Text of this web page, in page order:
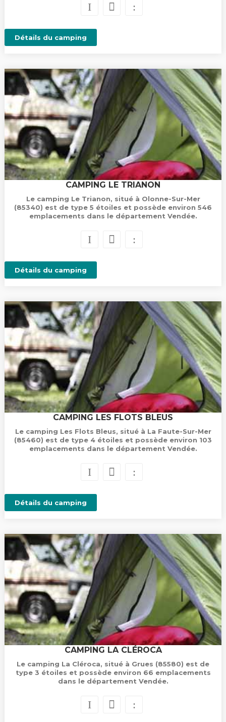
Détails du camping
CAMPING LE TRIANON
Le camping Le Trianon, situé à Olonne-Sur-Mer
(85340) est de type 5 étoiles et possède environ 546
emplacements dans le département Vendée.
Détails du camping
CAMPING LES FLOTS BLEUS
Le camping Les Flots Bleus, situé à La Faute-Sur-Mer
(85460) est de type 4 étoiles et possède environ 103
emplacements dans le département Vendée.
Détails du camping
CAMPING LA CLÉROCA
Le camping La Cléroca, situé à Grues (85580) est de
type 3 étoiles et possède environ 66 emplacements
dans le département Vendée.